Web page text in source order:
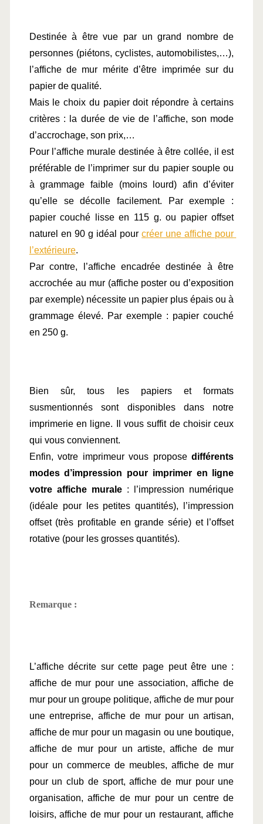
Destinée à être vue par un grand nombre de
personnes (piétons, cyclistes, automobilistes,…),
l’affiche de mur mérite d’être imprimée sur du
papier de qualité.
Mais le choix du papier doit répondre à certains
critères : la durée de vie de l’affiche, son mode
d’accrochage, son prix,…
Pour l’affiche murale destinée à être collée, il est
préférable de l’imprimer sur du papier souple ou
à grammage faible (moins lourd) afin d’éviter
qu’elle se décolle facilement. Par exemple :
papier couché lisse en 115 g. ou papier offset
naturel en 90 g idéal pour créer une affiche pour
l’extérieure.
Par contre, l’affiche encadrée destinée à être
accrochée au mur (affiche poster ou d’exposition
par exemple) nécessite un papier plus épais ou à
grammage élevé. Par exemple : papier couché
en 250 g.
Bien sûr, tous les papiers et formats
susmentionnés sont disponibles dans notre
imprimerie en ligne. Il vous suffit de choisir ceux
qui vous conviennent.
Enfin, votre imprimeur vous propose différents
modes d’impression pour imprimer en ligne
votre affiche murale : l’impression numérique
(idéale pour les petites quantités), l’impression
offset (très profitable en grande série) et l’offset
rotative (pour les grosses quantités).
Remarque :
L’affiche décrite sur cette page peut être une :
affiche de mur pour une association, affiche de
mur pour un groupe politique, affiche de mur pour
une entreprise, affiche de mur pour un artisan,
affiche de mur pour un magasin ou une boutique,
affiche de mur pour un artiste, affiche de mur
pour un commerce de meubles, affiche de mur
pour un club de sport, affiche de mur pour une
organisation, affiche de mur pour un centre de
loisirs, affiche de mur pour un restaurant, affiche